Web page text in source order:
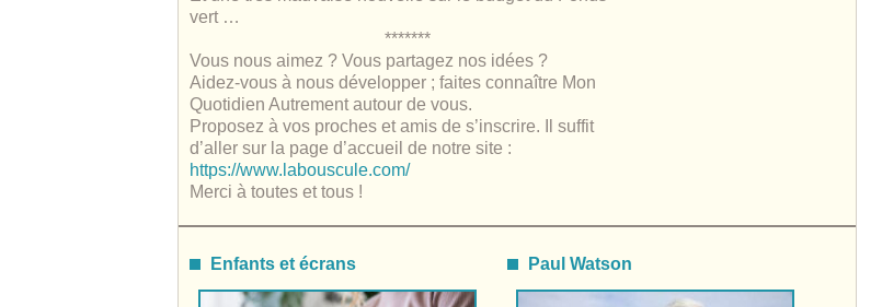
vert …
*******
Vous nous aimez ? Vous partagez nos idées ?
Aidez-vous à nous développer ; faites connaître Mon
Quotidien Autrement autour de vous.
Proposez à vos proches et amis de s’inscrire. Il suffit
d’aller sur la page d’accueil de notre site :
https://www.labouscule.com/
Merci à toutes et tous !
Enfants et écrans Paul Watson